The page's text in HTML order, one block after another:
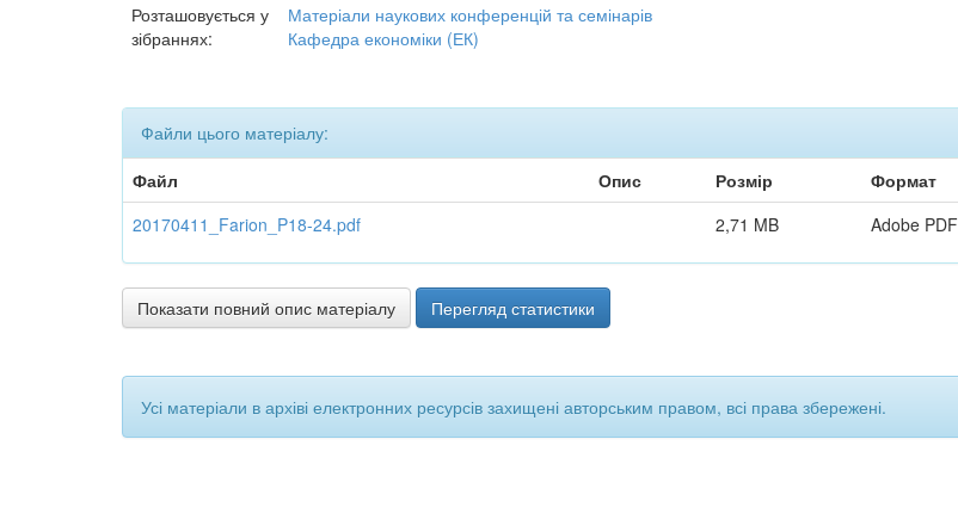
Розташовується у
зібраннях:
Матеріали наукових конференцій та семінарів
Кафедра економіки (ЕК)
Файли цього матеріалу:
Файл
Опис Розмір
Формат
20170411_Farion_P18-24.pdf
2,71 MB Adobe PDF
Показати повний опис матеріалу Перегляд статистики
Усі матеріали в архіві електронних ресурсів захищені авторським правом, всі права збережені.